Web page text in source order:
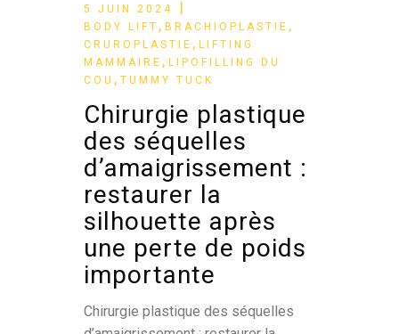
5 JUIN 2024
BODY LIFT , BRACHIOPLASTIE ,
CRUROPLASTIE , LIFTING
MAMMAIRE , LIPOFILLING DU
COU , TUMMY TUCK
Chirurgie plastique
des séquelles
d’amaigrissement :
restaurer la
silhouette après
une perte de poids
importante
Chirurgie plastique des séquelles